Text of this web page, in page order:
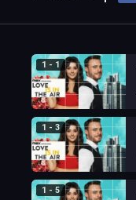
1 - 1
1 - 3
1 - 5